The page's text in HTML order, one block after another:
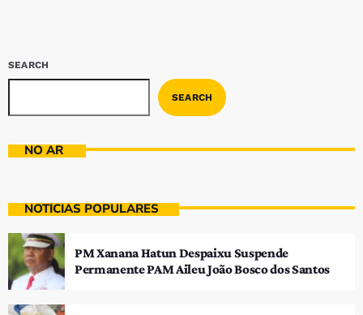
SEARCH
SEARCH
NO AR
NOTÍCIAS POPULARES
PM Xanana Hatun Despaixu Suspende
Permanente PAM Aileu João Bosco dos Santos